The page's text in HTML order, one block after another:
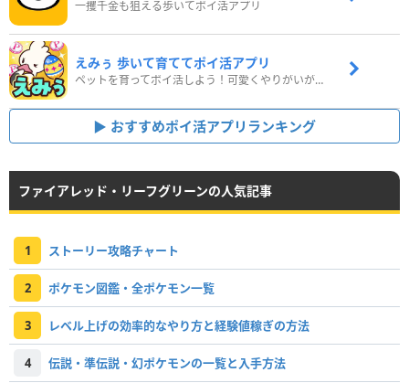
一攫千金も狙える歩いてポイ活アプリ
えみぅ 歩いて育ててポイ活アプリ
ペットを育ってポイ活しよう！可愛くやりがいがある新感覚アプリ
おすすめポイ活アプリランキング
ファイアレッド・リーフグリーンの人気記事
1 ストーリー攻略チャート
2 ポケモン図鑑・全ポケモン一覧
3 レベル上げの効率的なやり方と経験値稼ぎの方法
4 伝説・準伝説・幻ポケモンの一覧と入手方法